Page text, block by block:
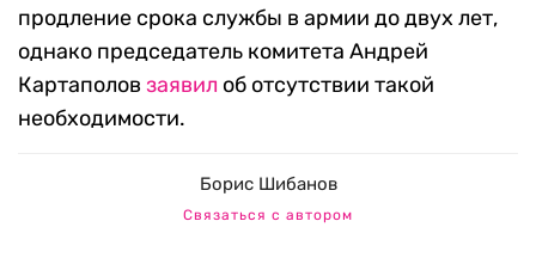
продление срока службы в армии до двух лет,
однако председатель комитета Андрей
Картаполов заявил об отсутствии такой
необходимости.
Борис Шибанов
Связаться с автором